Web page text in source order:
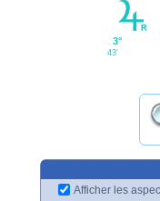
3°
43'
Afficher les